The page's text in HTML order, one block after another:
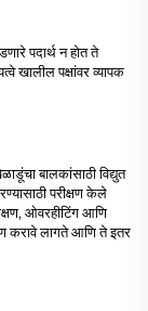
पदार्थ न होत ते
खालील पक्षांवर व्यापक
बालकांसाठी विद्युत
परीक्षण केले
ओवरहीटिंग आणि
करावे लागते आणि ते इतर